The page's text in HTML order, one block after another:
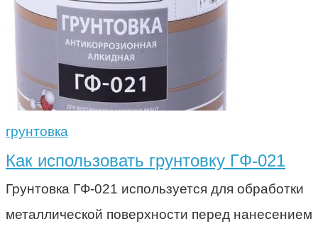
грунтовка
Как использовать грунтовку ГФ-021
Грунтовка ГФ-021 используется для обработки
металлической поверхности перед нанесением